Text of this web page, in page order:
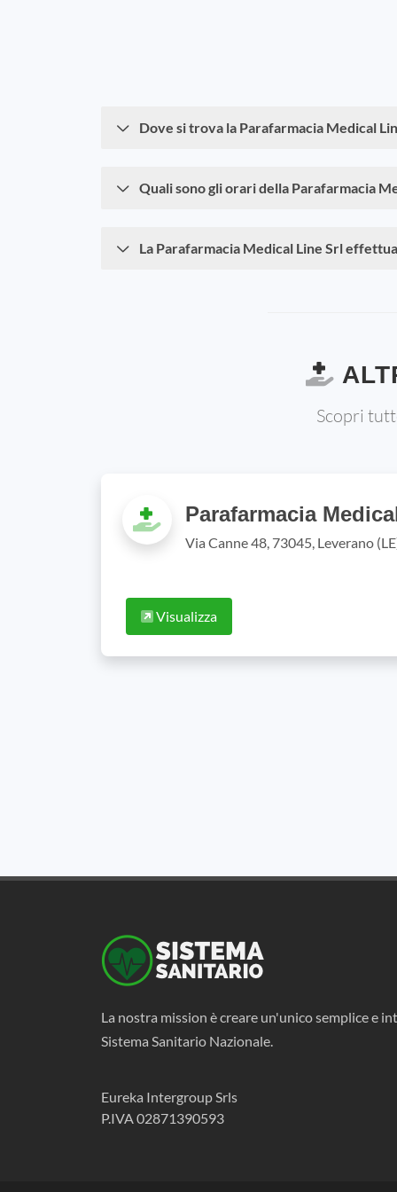
Dove si trova la Parafarmacia Medical
Quali sono gli orari della Parafarmacia
La Parafarmacia Medical Line Srl
Scopri
Parafarmacia
Via Canne 48, 73045, Leverano
Visualizza
La nostra mission è creare un'unico semplice e
Sistema Sanitario Nazionale.
Eureka Intergroup Srls
P.IVA 02871390593